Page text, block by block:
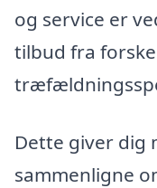
og service er
tilbud fra
Dette giver dig
sammenligne